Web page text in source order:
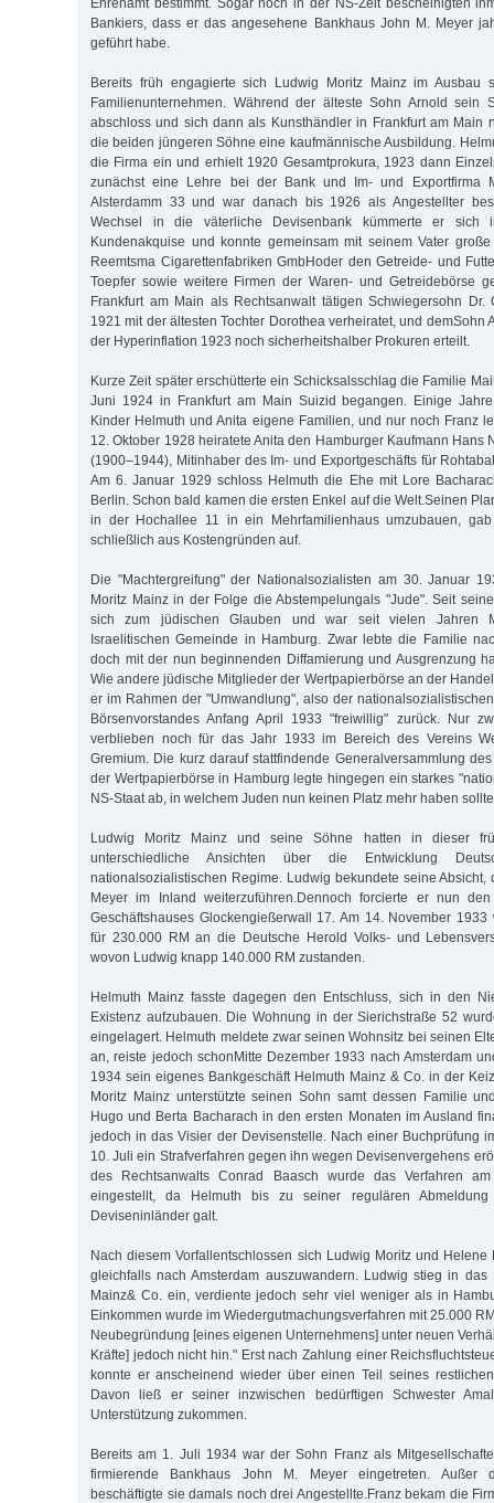
Bankiers, dass er das angesehene Bankhaus John M. Meyer
geführt habe.
Bereits früh engagierte sich Ludwig Moritz Mainz im Ausbau
Familienunternehmen. Während der älteste Sohn Arnold sein
abschloss und sich dann als Kunsthändler in Frankfurt am Main
die beiden jüngeren Söhne eine kaufmännische Ausbildung.
die Firma ein und erhielt 1920 Gesamtprokura, 1923 dann
zunächst eine Lehre bei der Bank und Im- und Exportfirma
Alsterdamm 33 und war danach bis 1926 als Angestellter
Wechsel in die väterliche Devisenbank kümmerte er sich
Kundenakquise und konnte gemeinsam mit seinem Vater
Reemtsma Cigarettenfabriken GmbHoder den Getreide- und
Toepfer sowie weitere Firmen der Waren- und Getreidebörse
Frankfurt am Main als Rechtsanwalt tätigen Schwiegersohn Dr.
1921 mit der ältesten Tochter Dorothea verheiratet, und demSohn
der Hyperinflation 1923 noch sicherheitshalber Prokuren erteilt.
Kurze Zeit später erschütterte ein Schicksalsschlag die Familie
Juni 1924 in Frankfurt am Main Suizid begangen. Einige
Kinder Helmuth und Anita eigene Familien, und nur noch Franz
12. Oktober 1928 heiratete Anita den Hamburger Kaufmann Hans
(1900–1944), Mitinhaber des Im- und Exportgeschäfts für
Am 6. Januar 1929 schloss Helmuth die Ehe mit Lore
Berlin. Schon bald kamen die ersten Enkel auf die Welt.Seinen
in der Hochallee 11 in ein Mehrfamilienhaus umzubauen,
schließlich aus Kostengründen auf.
Die "Machtergreifung" der Nationalsozialisten am 30. Januar
Moritz Mainz in der Folge die Abstempelungals "Jude". Seit
sich zum jüdischen Glauben und war seit vielen Jahren
Israelitischen Gemeinde in Hamburg. Zwar lebte die Familie
doch mit der nun beginnenden Diffamierung und Ausgrenzung
Wie andere jüdische Mitglieder der Wertpapierbörse an der
er im Rahmen der "Umwandlung", also der
Börsenvorstandes Anfang April 1933 "freiwillig" zurück. Nur
verblieben noch für das Jahr 1933 im Bereich des Vereins
Gremium. Die kurz darauf stattfindende Generalversammlung
der Wertpapierbörse in Hamburg legte hingegen ein starkes
NS-Staat ab, in welchem Juden nun keinen Platz mehr haben
Ludwig Moritz Mainz und seine Söhne hatten in dieser
unterschiedliche Ansichten über die Entwicklung
nationalsozialistischen Regime. Ludwig bekundete seine Absicht,
Meyer im Inland weiterzuführen.Dennoch forcierte er nun
Geschäftshauses Glockengießerwall 17. Am 14. November 1933
für 230.000 RM an die Deutsche Herold Volks- und
wovon Ludwig knapp 140.000 RM zustanden.
Helmuth Mainz fasste dagegen den Entschluss, sich in den
Existenz aufzubauen. Die Wohnung in der Sierichstraße 52
eingelagert. Helmuth meldete zwar seinen Wohnsitz bei seinen
an, reiste jedoch schonMitte Dezember 1933 nach Amsterdam
1934 sein eigenes Bankgeschäft Helmuth Mainz & Co. in der
Moritz Mainz unterstützte seinen Sohn samt dessen Familie
Hugo und Berta Bacharach in den ersten Monaten im Ausland
jedoch in das Visier der Devisenstelle. Nach einer Buchprüfung
10. Juli ein Strafverfahren gegen ihn wegen Devisenvergehens
des Rechtsanwalts Conrad Baasch wurde das Verfahren
eingestellt, da Helmuth bis zu seiner regulären
Deviseninländer galt.
Nach diesem Vorfallentschlossen sich Ludwig Moritz und Helene
gleichfalls nach Amsterdam auszuwandern. Ludwig stieg in das
Mainz& Co. ein, verdiente jedoch sehr viel weniger als in
Einkommen wurde im Wiedergutmachungsverfahren mit 25.000
Neubegründung [eines eigenen Unternehmens] unter neuen
Kräfte] jedoch nicht hin." Erst nach Zahlung einer
konnte er anscheinend wieder über einen Teil seines
Davon ließ er seiner inzwischen bedürftigen Schwester
Unterstützung zukommen.
Bereits am 1. Juli 1934 war der Sohn Franz als
firmierende Bankhaus John M. Meyer eingetreten. Außer
beschäftigte sie damals noch drei Angestellte.Franz bekam die